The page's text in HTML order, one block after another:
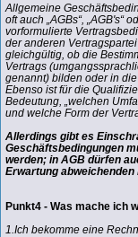
Allgemeine
oft auch „AGBs“, „AGB's“
vorformulierte
der anderen
gleichgültig, ob die
Vertrags
genannt) bilden oder in
Ebenso ist für die
Bedeutung, „welchen
und welche Form der
Allerdings gibt es
Geschäftsbedingungen
werden; in AGB dürfen
Erwartung
Punkt4 - Was mache ich
1.Ich bekomme eine